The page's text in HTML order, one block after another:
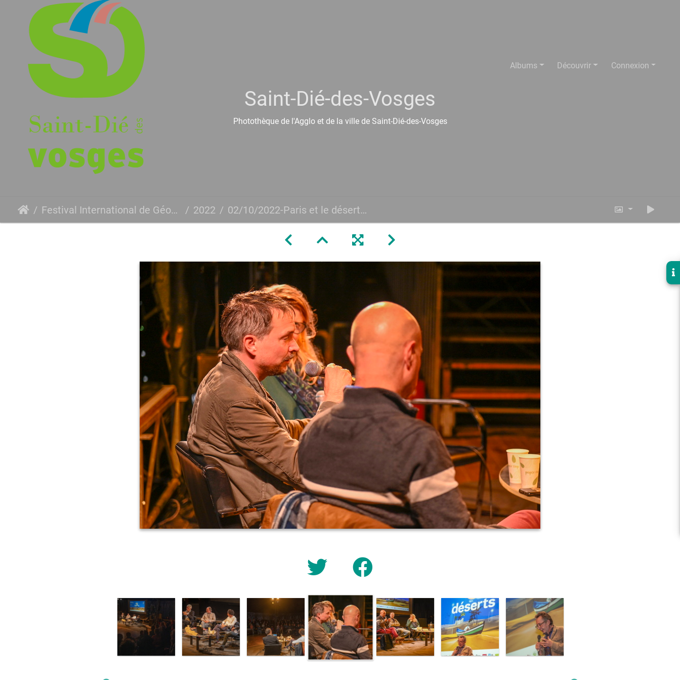
Albums Découvrir Connexion
Saint-Dié-des-Vosges
Photothèque de l'Agglo et de la ville de Saint-Dié-des-Vosges
Festival International de Géographie 2022 02/10/2022-Paris et le désert français... 75 ans plus tard avec Olivier RAZEMON, Max ROUSSEAU